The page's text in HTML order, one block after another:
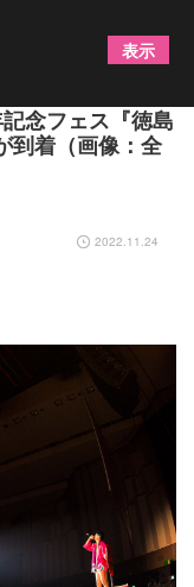
ンら出演 四星
念フェス『徳島
到着（画像：全
2022.11.24
表示